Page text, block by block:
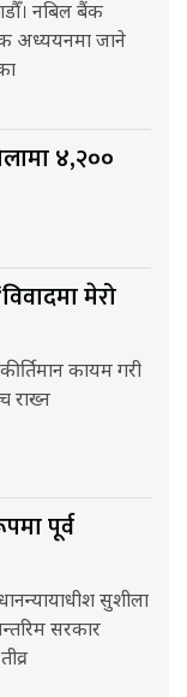
नबिल बैंक
अध्ययनमा जाने
४,२००
मेरो
कायम गरी
राख्न
पूर्व
सुशीला
सरकार